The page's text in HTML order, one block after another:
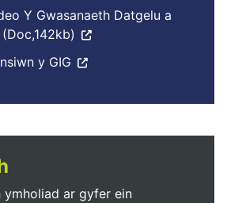
Y Gwasanaeth Datgelu a
y GIG
ymholiad ar gyfer ein